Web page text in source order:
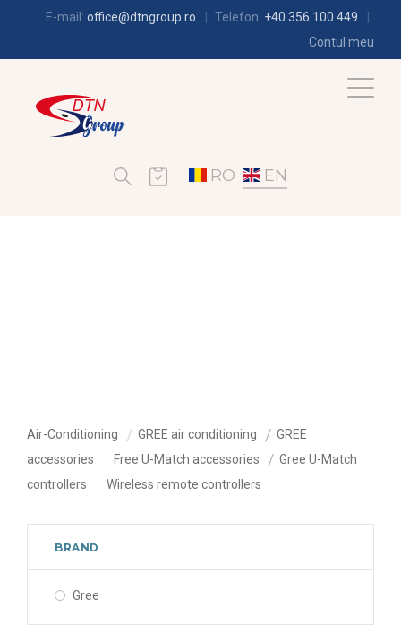
E-mail: office@dtngroup.ro Telefon: +40 356 100 449
Contul meu
RO EN
Air-Conditioning GREE air conditioning
GREE
accessories
Free U-Match accessories
Gree U-Match
controllers
Wireless remote controllers
BRAND
Gree